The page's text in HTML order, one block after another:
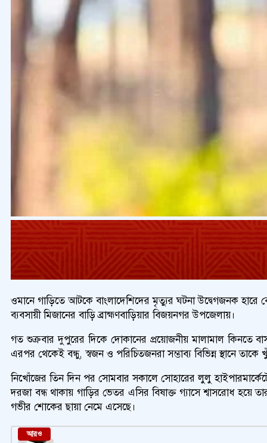
ওমানে গাড়িতে আটকে বাংলাদেশিদের মৃত্যুর ঘটনা উদ্বেগজনক হারে
ব্যবসায়ী মিজানের বাড়ি ব্রাহ্মণবাড়িয়ার বিজয়নগর উপজেলায়।
গত শুক্রবার দুপুরের দিকে দোকানের প্রয়োজনীয় মালামাল কিনতে
এরপর থেকেই বন্ধু, স্বজন ও পরিচিতজনরা সম্ভাব্য বিভিন্ন স্থানে
নিখোঁজের তিন দিন পর সোমবার সকালে সোহারের লুলু
দরজা বন্ধ থাকায় গাড়ির ভেতর এসির বিষাক্ত গ্যাসে শ্বাসরোধ
গভীর শোকের ছায়া নেমে এসেছে।
আরও